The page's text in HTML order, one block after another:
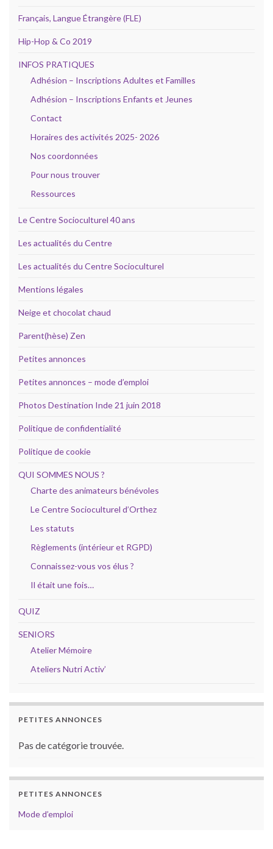
Français, Langue Étrangère (FLE)
Hip-Hop & Co 2019
INFOS PRATIQUES
Adhésion – Inscriptions Adultes et Familles
Adhésion – Inscriptions Enfants et Jeunes
Contact
Horaires des activités 2025- 2026
Nos coordonnées
Pour nous trouver
Ressources
Le Centre Socioculturel 40 ans
Les actualités du Centre
Les actualités du Centre Socioculturel
Mentions légales
Neige et chocolat chaud
Parent(hèse) Zen
Petites annonces
Petites annonces – mode d’emploi
Photos Destination Inde 21 juin 2018
Politique de confidentialité
Politique de cookie
QUI SOMMES NOUS ?
Charte des animateurs bénévoles
Le Centre Socioculturel d’Orthez
Les statuts
Règlements (intérieur et RGPD)
Connaissez-vous vos élus ?
Il était une fois…
QUIZ
SENIORS
Atelier Mémoire
Ateliers Nutri Activ’
PETITES ANNONCES
Pas de catégorie trouvée.
PETITES ANNONCES
Mode d’emploi